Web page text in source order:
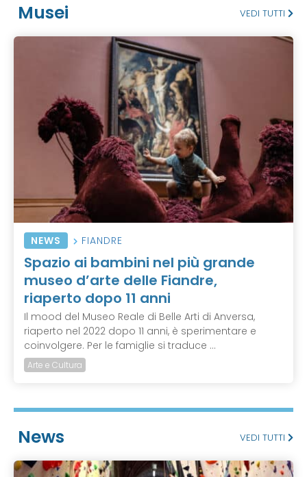
Musei VEDI TUTTI
NEWS FIANDRE
Spazio ai bambini nel più grande
museo d’arte delle Fiandre,
riaperto dopo 11 anni
Il mood del Museo Reale di Belle Arti di Anversa,
riaperto nel 2022 dopo 11 anni, è sperimentare e
coinvolgere. Per le famiglie si traduce ...
Arte e Cultura
News VEDI TUTTI